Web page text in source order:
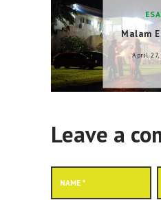
Malam
April 27,
Leave a